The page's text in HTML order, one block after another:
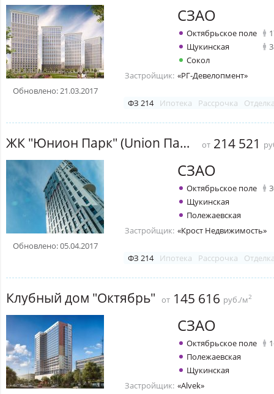
Обновлено: 21.03.2017
СЗАО
Октябрьское поле
Щукинская
Сокол
Застройщик: «РГ-Девелопмент»
ФЗ 214 Ипотека Рассрочка
ЖК "Юнион Парк" (Union Парк) от 214 521
Обновлено: 05.04.2017
СЗАО
Октябрьское поле
Щукинская
Полежаевская
Застройщик: «Крост Недвижимость»
ФЗ 214 Ипотека Рассрочка
Клубный дом "Октябрь" от 145 616 руб./м2
СЗАО
Октябрьское поле
Полежаевская
Щукинская
Застройщик: «Alvek»